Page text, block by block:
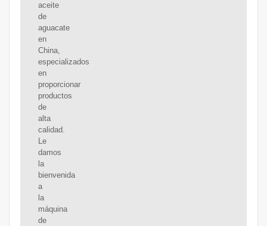
aceite
de
aguacate
en
China,
especializados
en
proporcionar
productos
de
alta
calidad.
Le
damos
la
bienvenida
a
la
máquina
de